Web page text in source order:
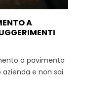
A
a pavimento
e non sai